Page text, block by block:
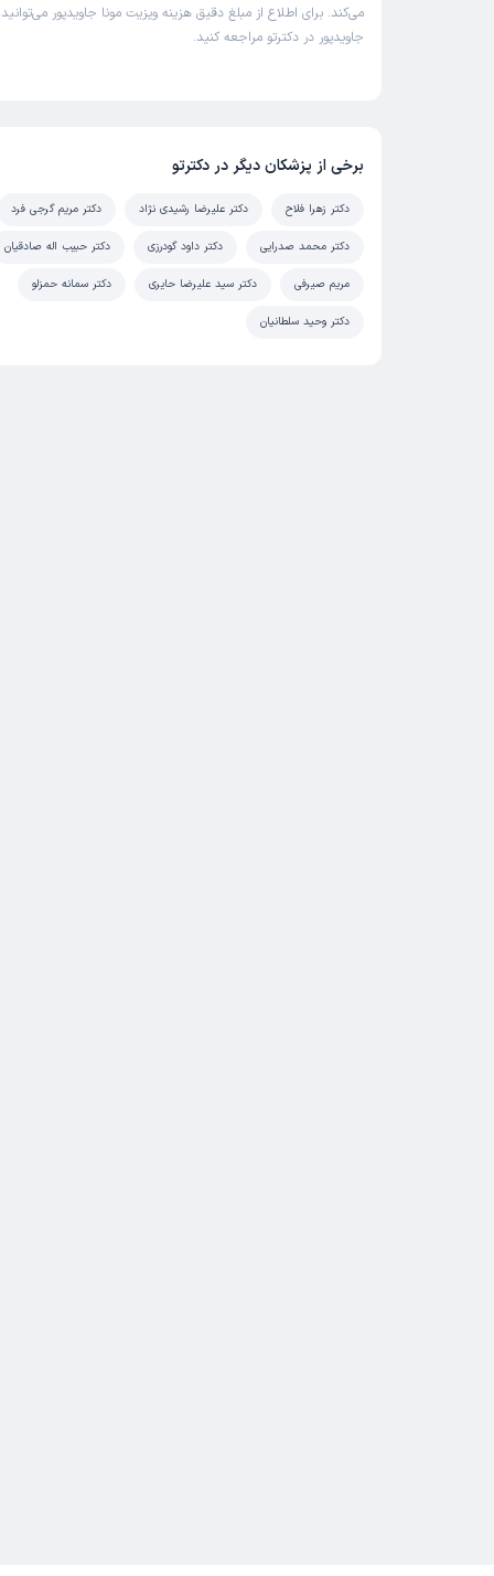
می‌کند. برای اطلاع از مبلغ دقیق هزینه ویزیت مونا جاویدپور می‌توانید
جاویدپور در دکترتو مراجعه کنید.
برخی از پزشکان دیگر در دکترتو
دکتر زهرا فلاح دکتر علیرضا رشیدی نژاد دکتر مریم گرجی فرد
دکتر محمد صدرایی دکتر داود گودرزی دکتر حبیب اله صادقیان
مریم صیرفی دکتر سید علیرضا حایری دکتر سمانه حمزلو
دکتر وحید سلطانیان